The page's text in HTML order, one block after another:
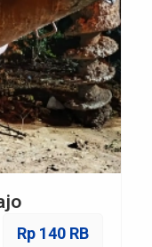
Rp 140 RB